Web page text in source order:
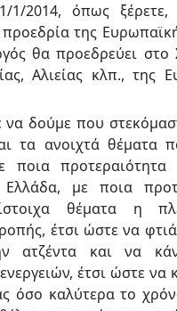
2014, όπως
της
θα προεδρεύει στο
Αλιείας κλπ., της
να δούμε που
τα ανοιχτά θέματα
ποια προτεραιότητα
με ποια
θέματα η
έτσι ώστε να
ατζέντα και να
έτσι ώστε να
όσο καλύτερα το